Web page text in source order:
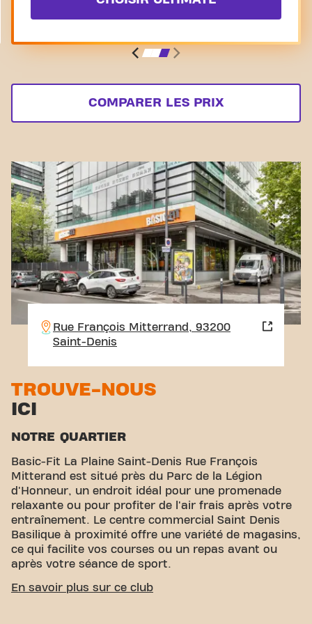
COMPARER LES PRIX
Rue François Mitterrand, 93200
Saint-Denis
TROUVE-NOUS
ICI
NOTRE QUARTIER
Basic-Fit La Plaine Saint-Denis Rue François
Mitterand est situé près du Parc de la Légion
d'Honneur, un endroit idéal pour une promenade
relaxante ou pour profiter de l'air frais après votre
entraînement. Le centre commercial Saint Denis
Basilique à proximité offre une variété de magasins,
ce qui facilite vos courses ou un repas avant ou
après votre séance de sport.
ACCESSIBILITÉ FACILE
En savoir plus sur ce club